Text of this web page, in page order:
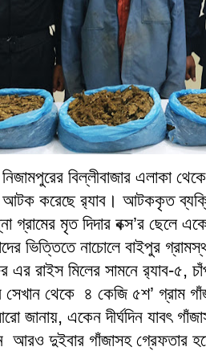
নিজামপুরের বিল্লীবাজার এলাকা
করেছে র‌্যাব। আটককৃত
গ্রামের মৃত দিদার বক্স’র ছেলে
ভিত্তিতে নাচোলে বাইপুর গ্রামস্থ
এর রাইস মিলের সামনে র‌্যাব-৫,
সেখান থেকে ৪ কেজি ৫শ’ গ্রাম
একেন দীর্ঘদিন যাবৎ
দুইবার গাঁজাসহ গ্রেফতার